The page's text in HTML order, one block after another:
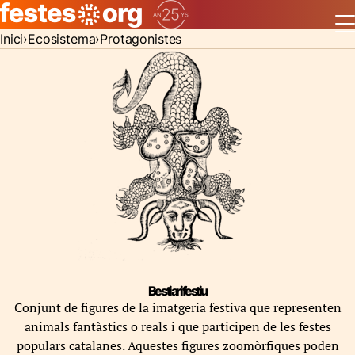
Inici Ecosistema Protagonistes
Bestiari festiu
Conjunt de figures de la imatgeria festiva que representen
animals fantàstics o reals i que participen de les festes
populars catalanes. Aquestes figures zoomòrfiques poden